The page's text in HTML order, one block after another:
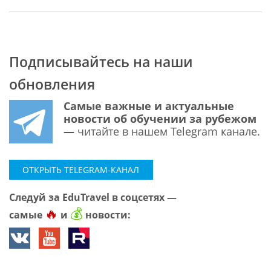
Подписывайтесь на наши
обновления
Самые важные и актуальные
новости об обучении за рубежом
— читайте в нашем Telegram канале.
ОТКРЫТЬ TELEGRAM-КАНАЛ
Следуй за EduTravel в соцсетях —
самые 🔥 и 💰 новости: